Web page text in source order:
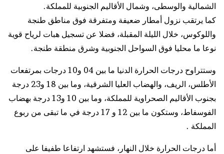
الشمالية والوسطى، وشمال الأقاليم الجنوبية للمملكة.
كما يرتقب نزول أمطار ضعيفة ومتفرقة فوق مناطق طنجة
واللوكوس، خلال الليلة المقبلة، فضلا عن تسجيل هبات لرياح قوية
نوعا ما محليا فوق السواحل الجنوبية وشرق منطقة طنجة.
وستتراوح درجات الحرارة الدنيا ما بين 04 و10 درجات بمرتفعات
الأطلس، الريف، والهضاب العليا الشرقية، وما بين 18 و23 درجة
بجنوب الأقاليم الصحراوية للمملكة، وما بين 10 و13 درجة بهضاب
الفوسفاط، وستكون ما بين 12 و 17 درجة في ما تبقى من ربوع
المملكة .
أما درجات الحرارة خلال النهار، فستشهد ارتفاعا طفيفا على